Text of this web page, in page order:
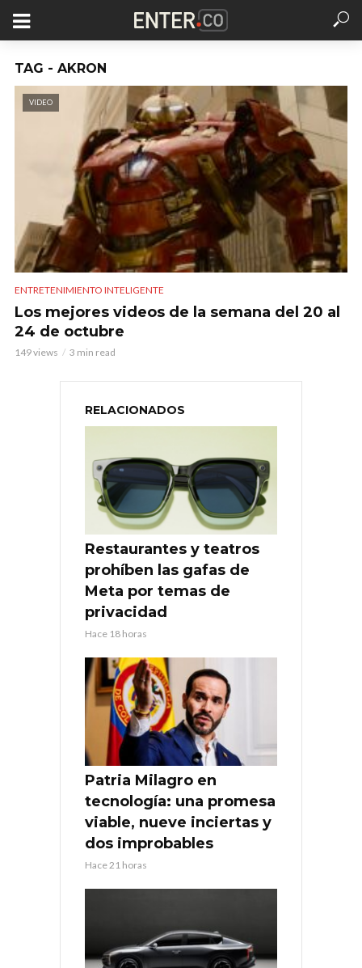
TAG - AKRON
VIDEO
ENTRETENIMIENTO INTELIGENTE
Los mejores videos de la semana del 20 al
24 de octubre
149 views 3 min read
RELACIONADOS
Restaurantes y teatros
prohíben las gafas de
Meta por temas de
privacidad
Hace 18 horas
Patria Milagro en
tecnología: una promesa
viable, nueve inciertas y
dos improbables
Hace 21 horas